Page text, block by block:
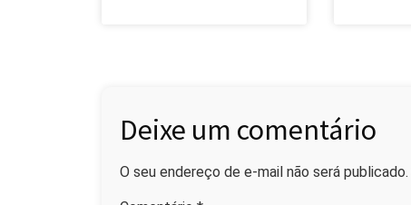
Deixe um comentário
O seu endereço de e-mail não será publicado.